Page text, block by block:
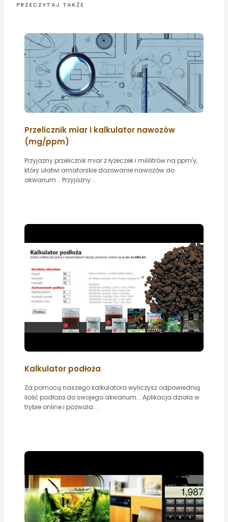
PRZECZYTAJ TAKŻE
Przelicznik miar i kalkulator nawozów
(mg/ppm)
Przyjazny przelicznik miar z łyżeczek i mililitrów na ppm'y,
który ułatwi amatorskie dozowanie nawozów do
akwarium... Przyjazny...
Kalkulator podłoża
Za pomocą naszego kalkulatora wyliczysz odpowiednią
ilość podłoża do swojego akwarium... Aplikacja działa w
trybie online i pozwala...